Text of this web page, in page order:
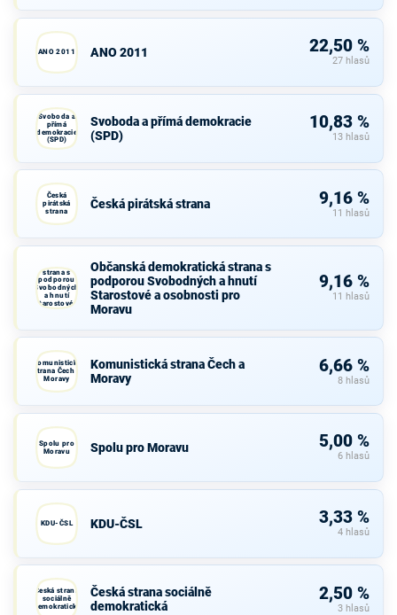
ANO 2011 ANO 2011 22,50 %
27 hlasů
Svoboda a
přímá
demokracie
(SPD)
Svoboda a přímá demokracie
(SPD)
10,83 %
13 hlasů
Česká
pirátská
strana
Česká pirátská strana 9,16 %
11 hlasů
strana s
podporou
Svobodných
a hnutí
Starostové a
osobnosti
Občanská demokratická strana s
podporou Svobodných a hnutí
Starostové a osobnosti pro
Moravu
9,16 %
11 hlasů
Komunistická
strana Čech a
Moravy
Komunistická strana Čech a
Moravy
6,66 %
8 hlasů
Spolu pro
Moravu
Spolu pro Moravu 5,00 %
6 hlasů
KDU-ČSL KDU-ČSL 3,33 %
4 hlasů
Česká strana
sociálně
demokratická
Česká strana sociálně
demokratická
2,50 %
3 hlasů